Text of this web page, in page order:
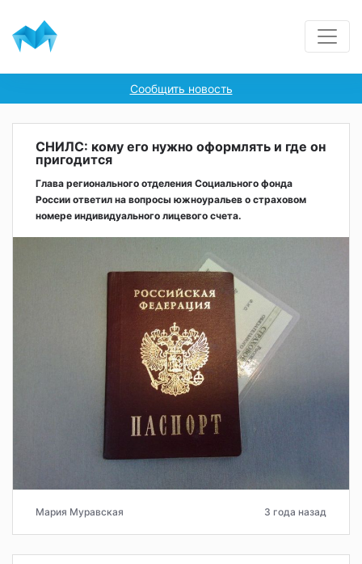
Сообщить новость
СНИЛС: кому его нужно оформлять и где он
пригодится
Глава регионального отделения Социального фонда
России ответил на вопросы южноуральев о страховом
номере индивидуального лицевого счета.
Мария Муравская 3 года назад